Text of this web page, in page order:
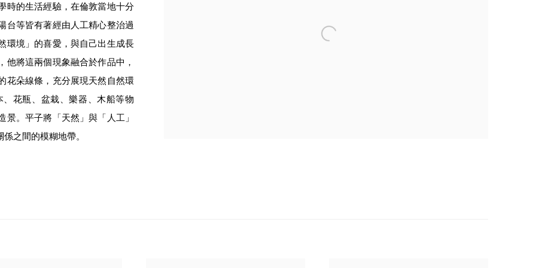
時的生活經驗，在倫敦當地十分
台等皆有著經由人工精心整治過
環境」的喜愛，與自己出生成長
將這兩個現象融合於作品中，
花朵線條，充分展現天然自然環
花瓶、盆栽、樂器、木船等物
。平子將「天然」與「人工」
之間的模糊地帶。